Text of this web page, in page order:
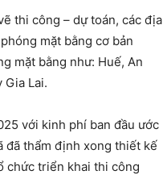
thi công – dự toán, các địa
mặt bằng cơ bản
mặt bằng như: Huế, An
Gia Lai.
với kinh phí ban đầu ước
đã thẩm định xong thiết kế
chức triển khai thi công